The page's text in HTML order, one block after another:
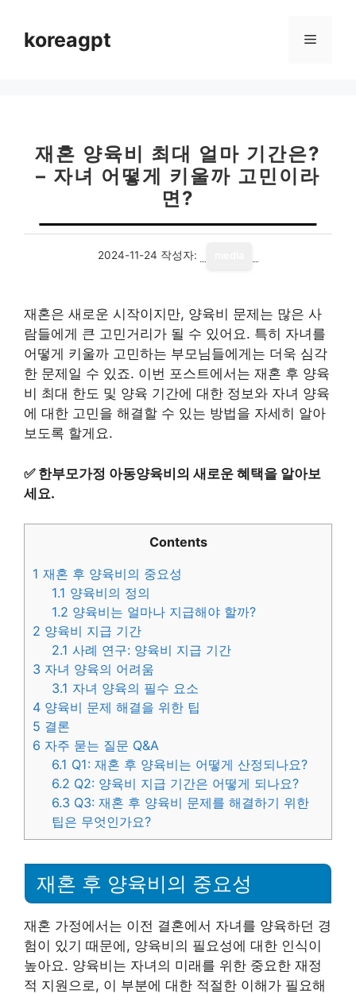
koreagpt 메
재혼 양육비 최대 얼마 기간은?
– 자녀 어떻게 키울까 고민이라
면?
2024-11-24 작성자:
재혼은 새로운 시작이지만, 양육비 문제는 많은 사
람들에게 큰 고민거리가 될 수 있어요. 특히 자녀를
어떻게 키울까 고민하는 부모님들에게는 더욱 심각
한 문제일 수 있죠. 이번 포스트에서는 재혼 후 양육
비 최대 한도 및 양육 기간에 대한 정보와 자녀 양육
에 대한 고민을 해결할 수 있는 방법을 자세히 알아
보도록 할게요.
✅ 한부모가정 아동양육비의 새로운 혜택을 알아보
세요.
Contents
1 재혼 후 양육비의 중요성
1.1 양육비의 정의
1.2 양육비는 얼마나 지급해야 할까?
2 양육비 지급 기간
2.1 사례 연구: 양육비 지급 기간
3 자녀 양육의 어려움
3.1 자녀 양육의 필수 요소
4 양육비 문제 해결을 위한 팁
5 결론
6 자주 묻는 질문 Q&A
6.1 Q1: 재혼 후 양육비는 어떻게 산정되나요?
6.2 Q2: 양육비 지급 기간은 어떻게 되나요?
6.3 Q3: 재혼 후 양육비 문제를 해결하기 위한
팁은 무엇인가요?
재혼 후 양육비의 중요성
재혼 가정에서는 이전 결혼에서 자녀를 양육하던 경
험이 있기 때문에, 양육비의 필요성에 대한 인식이
높아요. 양육비는 자녀의 미래를 위한 중요한 재정
적 지원으로, 이 부분에 대한 적절한 이해가 필요해